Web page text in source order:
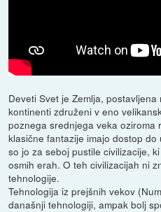
Deveti Svet je Zemlja,
kontinenti združeni v eno
poznega srednjega veka oziroma
klasične fantazije imajo dostop
so jo za seboj pustile civilizacije,
osmih erah. O teh civilizacijah ni
tehnologije.
Tehnologija iz prejšnih vekov
današnji tehnologiji, ampak bolj